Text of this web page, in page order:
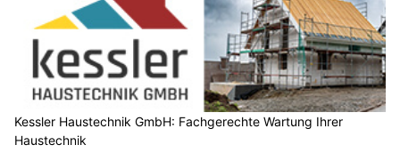
Kessler Haustechnik GmbH: Fachgerechte Wartung Ihrer
Haustechnik